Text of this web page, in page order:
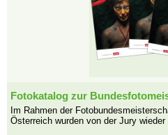
Fotokatalog zur
Im Rahmen der
Österreich wurden von der Jury wieder